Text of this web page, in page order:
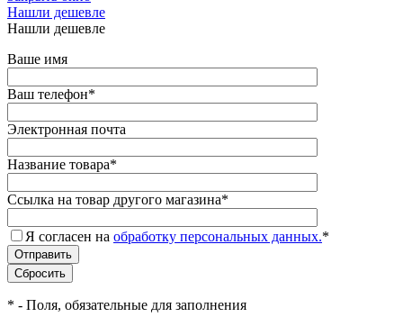
Нашли дешевле
Нашли дешевле
Ваше имя
Ваш телефон*
Электронная почта
Название товара*
Ссылка на товар другого магазина*
Я согласен на обработку персональных данных.*
* - Поля, обязательные для заполнения